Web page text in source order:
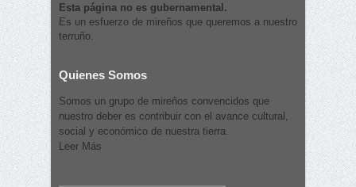
Esta página no es gubernamental.
Es un esfuerzo de mireños que queremos a nuestro
terruño.
Quienes Somos
Somos un grupo de mireños convencidos que
nuestro deber es contribuir con el avance cultural,
social y económico de nuestra tierra.
Leer Más